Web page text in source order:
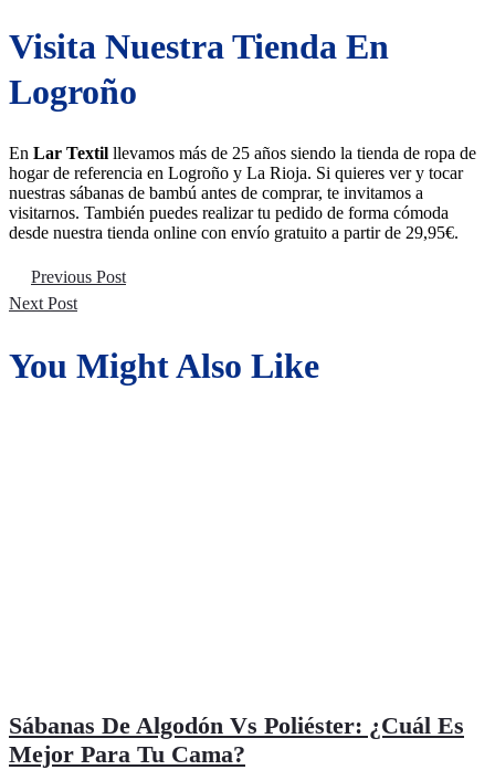
Visita Nuestra Tienda En
Logroño
En Lar Textil llevamos más de 25 años siendo la tienda de ropa de
hogar de referencia en Logroño y La Rioja. Si quieres ver y tocar
nuestras sábanas de bambú antes de comprar, te invitamos a
visitarnos. También puedes realizar tu pedido de forma cómoda
desde nuestra tienda online con envío gratuito a partir de 29,95€.
Navegación
Entradas
Previous Post
Next Post
You Might Also Like
Sábanas De Algodón Vs Poliéster: ¿Cuál Es
Mejor Para Tu Cama?